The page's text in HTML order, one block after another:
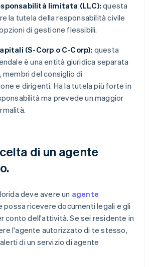
limitata (LLC): questa
la tutela della responsabilità civile
di gestione flessibili.
(S-Corp o C-Corp): questa
è una entità giuridica separata
membri del consiglio di
e dirigenti. Ha la tutela più forte in
ma prevede un maggior
di un agente
deve avere un agente
possa ricevere documenti legali e gli
conto dell'attività. Se sei residente in
l'agente autorizzato di te stesso,
di un servizio di agente